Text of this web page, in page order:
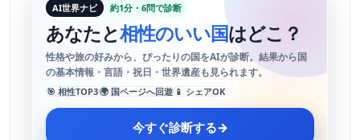
AI世界ナビ 約1分・6問で診断
あなたと相性のいい国はどこ？
性格や旅の好みから、ぴったりの国をAIが診断。結果から国
の基本情報・言語・祝日・世界遺産も見られます。
🎯 相性TOP3🌍 国ページへ回遊 📱 シェアOK
今すぐ診断する→